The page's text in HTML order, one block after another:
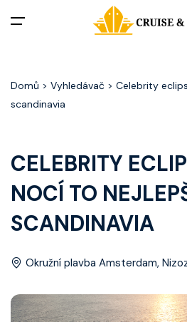
Akční nabídky
Zážitky z plaveb
Užitečné informace
Články
Domů > Vyhledávač > Celebrity
scandinavia
CELEBRITY
NOCÍ TO
SCANDINAVIA
Okružní plavba Amsterdam,